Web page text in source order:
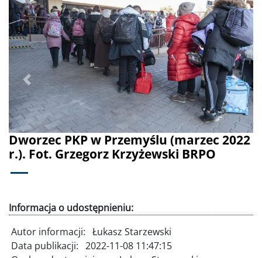
Dworzec PKP w Przemyślu (marzec 2022
r.). Fot. Grzegorz Krzyżewski BRPO
Poprzednie Dalej
Informacja o udostępnieniu:
Autor informacji: Łukasz Starzewski
Data publikacji: 2022-11-08 11:47:15